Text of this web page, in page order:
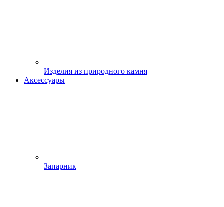
Изделия из природного камня
Аксессуары
Запарник